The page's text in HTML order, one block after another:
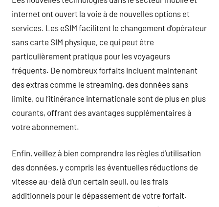
internet ont ouvert la voie à de nouvelles options et
services. Les eSIM facilitent le changement d’opérateur
sans carte SIM physique, ce qui peut être
particulièrement pratique pour les voyageurs
fréquents. De nombreux forfaits incluent maintenant
des extras comme le streaming, des données sans
limite, ou l’itinérance internationale sont de plus en plus
courants, offrant des avantages supplémentaires à
votre abonnement.
Enfin, veillez à bien comprendre les règles d’utilisation
des données, y compris les éventuelles réductions de
vitesse au-delà d’un certain seuil, ou les frais
additionnels pour le dépassement de votre forfait.